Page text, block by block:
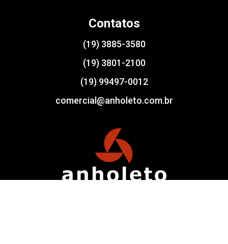
Contatos
(19) 3885-3580
(19) 3801-2100
(19) 99497-0012
comercial@anholeto.com.br